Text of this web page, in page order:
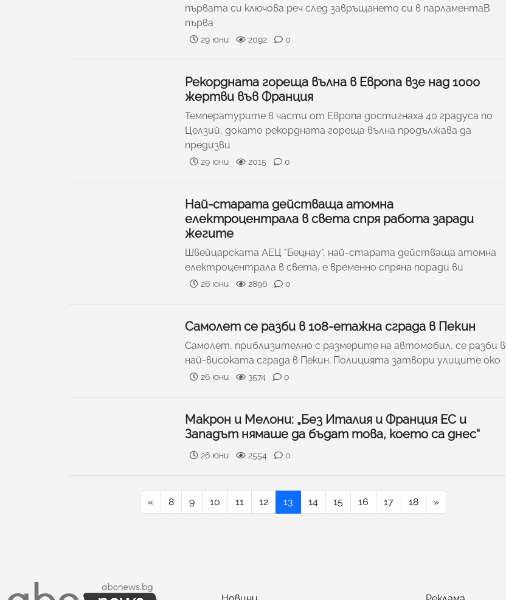
първата си ключова реч след завръщането си в парламентаВ
първа
29 юни 2092 0
Рекордната гореща вълна в Европа взе над 1000
жертви във Франция
Температурите в части от Европа достигнаха 40 градуса по
Целзий, докато рекордната гореща вълна продължава да
предизви
29 юни 2015 0
Най-старата действаща атомна
електроцентрала в света спря работа заради
жегите
Швейцарската АЕЦ "Бецнау", най-старата действаща атомна
електроцентрала в света, е временно спряна поради ви
26 юни 2896 0
Самолет се разби в 108-етажна сграда в Пекин
Самолет, приблизително с размерите на автомобил, се разби в
най-високата сграда в Пекин. Полицията затвори улиците око
26 юни 3574 0
Макрон и Мелони: „Без Италия и Франция ЕС и
Западът нямаше да бъдат това, което са днес“
26 юни 2554 0
« 8 9 10 11 12 13 14 15 16 17 18 »